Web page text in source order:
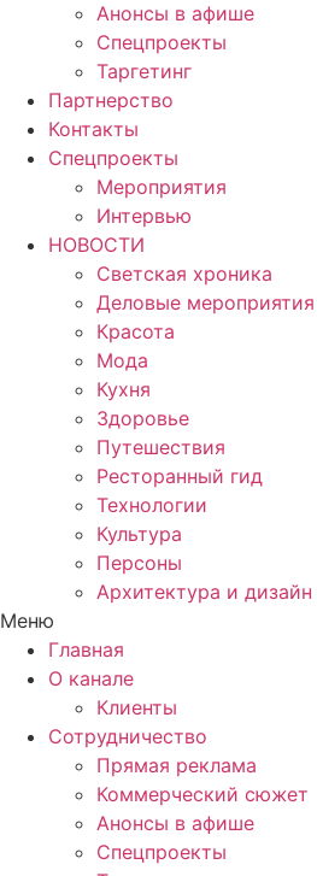
Анонсы в афише
Cпецпроекты
Таргетинг
Партнерство
Контакты
Спецпроекты
Мероприятия
Интервью
НОВОСТИ
Светская хроника
Деловые мероприятия
Красота
Мода
Кухня
Здоровье
Путешествия
Ресторанный гид
Технологии
Культура
Персоны
Архитектура и дизайн
Меню
Главная
О канале
Клиенты
Сотрудничество
Прямая реклама
Коммерческий сюжет
Анонсы в афише
Cпецпроекты